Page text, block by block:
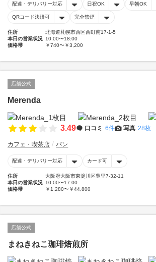
配達・デリバリー対応 日祝OK 早朝OK
QRコード決済可 完全禁煙
住所
北海道札幌市西区西町南17-1-5
本日の営業状況 10:00〜18:00
価格帯
￥740〜￥3,200
店舗公式
Merenda
3.49 口コミ 6件 写真 28枚
カフェ・喫茶店 パン
配達・デリバリー対応 カード可
住所
大阪府大阪市東淀川区豊里7-32-11
本日の営業状況 10:00〜17:00
価格帯
￥1,280〜￥44,800
店舗公式
まねきねこ珈琲焙煎所